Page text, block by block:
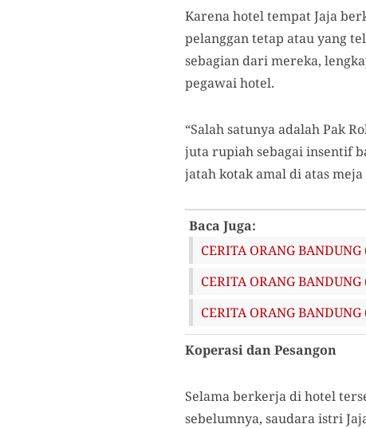
Karena hotel tempat Jaja
pelanggan tetap atau yang
sebagian dari mereka,
pegawai hotel.
“Salah satunya adalah Pak
juta rupiah sebagai insentif
jatah kotak amal di atas meja
Baca Juga:
CERITA ORANG
CERITA ORANG
CERITA ORANG
Koperasi dan Pesangon
Selama berkerja di hotel
sebelumnya, saudara istri